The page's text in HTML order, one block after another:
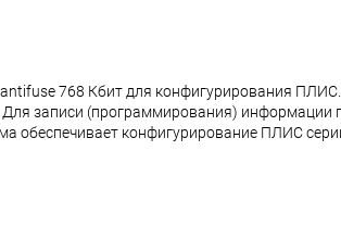
768 Кбит для конфигурирования
записи (программирования) информации
обеспечивает конфигурирование ПЛИС